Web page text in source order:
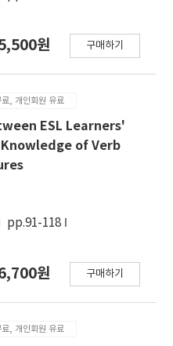
원 구매하기
, 개인회원 유료
ESL Learners'
of Verb
pp.91-118
원 구매하기
, 개인회원 유료